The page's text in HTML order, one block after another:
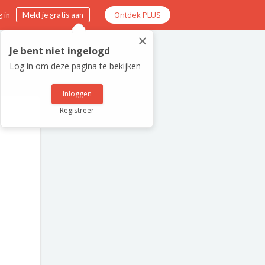
in Meld je gratis aan Ontdek PLUS
×
Je bent niet ingelogd
Log in om deze pagina te bekijken
Inloggen
Registreer